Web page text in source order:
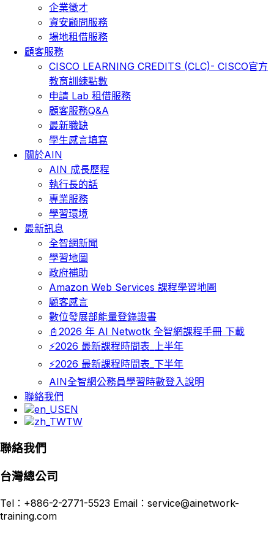
企業徵才
資安顧問服務
場地租借服務
顧客服務
CISCO LEARNING CREDITS (CLC)- CISCO官方
教育訓練點數
申請 Lab 租借服務
顧客服務Q&A
最新職缺
學生感言填寫
關於AIN
AIN 成長歷程
執行長的話
專業服務
學習環境
最新訊息
全智網新聞
學習地圖
政府補助
Amazon Web Services 課程學習地圖
顧客感言
數位發展部能量登錄證書
📓2026 年 AI Netwotk 全智網課程手冊 下載
⚡2026 最新課程時間表_上半年
⚡2026 最新課程時間表_下半年
AIN全智網公務員學習時數登入說明
聯絡我們
EN
TW
聯絡我們
台灣總公司
Tel：+886-2-2771-5523 Email：service@ainetwork-
training.com